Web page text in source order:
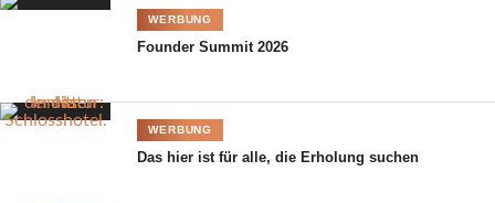
WERBUNG
Founder Summit 2026
WERBUNG
Das hier ist für alle, die Erholung suchen